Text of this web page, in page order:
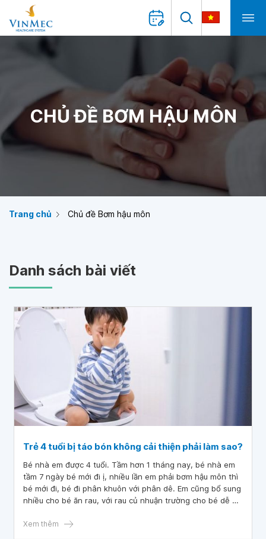
CHỦ ĐỀ BƠM HẬU MÔN
Trang chủ Chủ đề Bơm hậu môn
Danh sách bài viết
Trẻ 4 tuổi bị táo bón không cải thiện phải làm sao?
Bé nhà em được 4 tuổi. Tầm hơn 1 tháng nay, bé nhà em
tầm 7 ngày bé mới đi ị, nhiều lần em phải bơm hậu môn thì
bé mới đi, bé đi phân khuôn với phân dê. Em cũng bổ sung
nhiều cho bé ăn rau, với rau củ nhuận trường cho bé dễ đi,
trạng không cải thiện, trẻ 4 tuổi bị táo bón không cải thiện
Xem thêm